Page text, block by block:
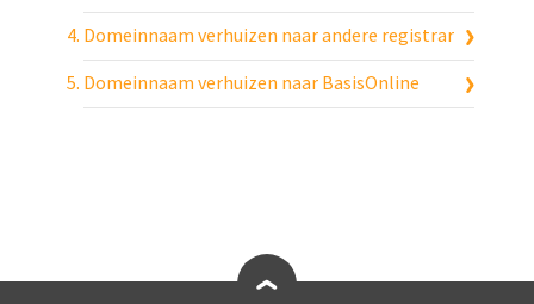
Domeinnaam verhuizen naar andere registrar
Domeinnaam verhuizen naar BasisOnline